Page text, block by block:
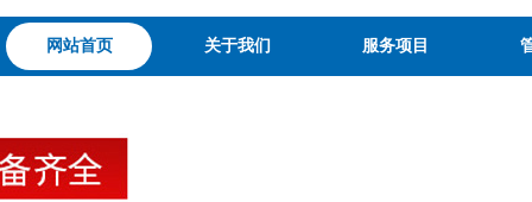
网站首页 关于我们 服务项目